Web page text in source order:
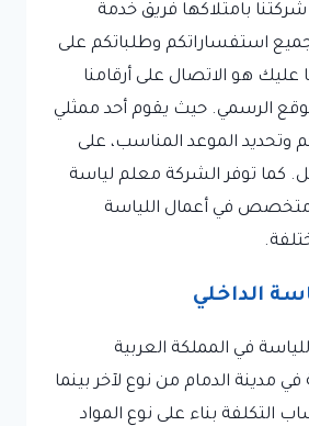
بامتلاكها فريق خدمة
جميع استفساراتكم وطلباتكم على
عليك هو الاتصال على أرقامنا
الرسمي. حيث يقوم أحد ممثلي
وتحديد الموعد المناسب، على
كما توفر الشركة معلم لياسة
في أعمال اللياسة
الداخلي
في المملكة العربية
مدينة الدمام من نوع لآخر بينما
التكلفة بناء على نوع المواد